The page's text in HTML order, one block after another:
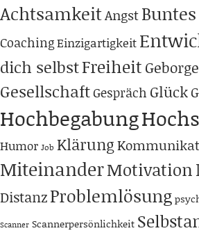
AchtsamkeitAngst
CoachingEinzigartigkeit
dich selbstFreiheit
GesellschaftGespräch Glück
Hochbegabung
Humor Job Klärung
MiteinanderMotivation
DistanzProblemlösung
Scanner Scannerpersönlichkeit